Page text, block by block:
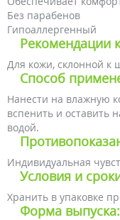
Без парабенов
Гипоаллергенный
Рекомендации
Для кожи, склонной
Способ
Нанести на влажную
вспенить и оставить
водой.
Индивидуальная
Условия и
Хранить в упаковке
Форма выпуска: